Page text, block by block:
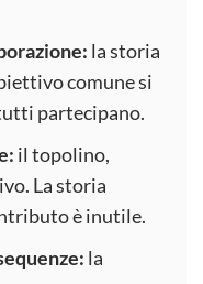
la storia
comune si
partecipano.
il topolino,
La storia
è inutile.
la